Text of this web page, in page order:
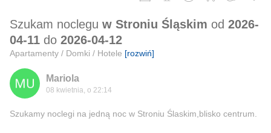
Szukam noclegu w Stroniu Śląskim od 2026-
04-11 do 2026-04-12
Apartamenty / Domki / Hotele [rozwiń]
Mariola
08 kwietnia, o 22:14
Szukamy noclegi na jedną noc w Stroniu Ślaskim,blisko centrum.